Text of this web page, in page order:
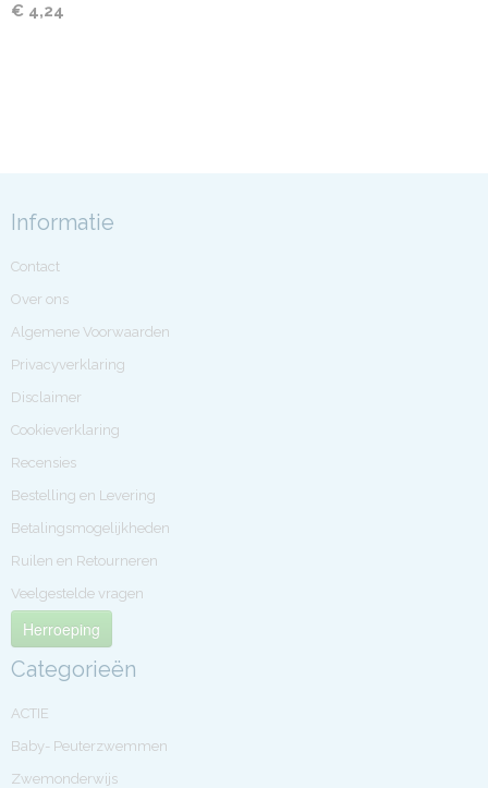
€ 4,24
Informatie
Contact
Over ons
Algemene Voorwaarden
Privacyverklaring
Disclaimer
Cookieverklaring
Recensies
Bestelling en Levering
Betalingsmogelijkheden
Ruilen en Retourneren
Veelgestelde vragen
Herroeping
Categorieën
ACTIE
Baby- Peuterzwemmen
Zwemonderwijs